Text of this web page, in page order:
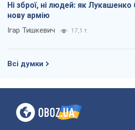
Ні зброї, ні людей: як Лукашенко
нову армію
Ігар Тишкевич 17,1 т.
Всі думки